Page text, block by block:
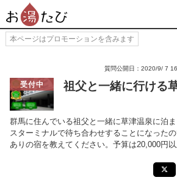
本ページはプロモーションを含みます
質問公開日：2020/9/ 7
受付中 祖父と一緒に行ける
群馬に住んでいる祖父と一緒に草津温泉に泊
スターミナルで待ち合わせすることになった
ありの宿を教えてください。予算は20,000円以